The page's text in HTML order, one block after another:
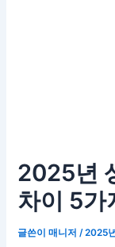
2025년
차이 5가
글쓴이매니저 /2025